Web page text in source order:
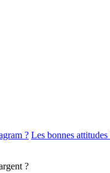
? Les bonnes
?